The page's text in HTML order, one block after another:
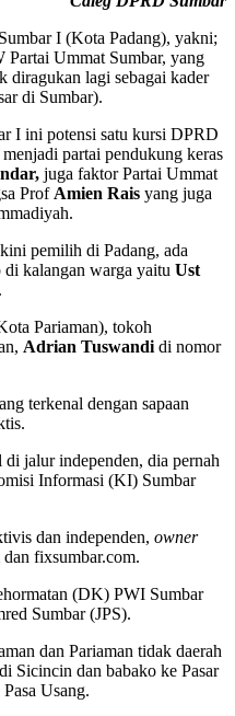
I (Kota Padang), yakni;
Partai Ummat Sumbar, yang
diragukan lagi sebagai kader
di Sumbar).
I ini potensi satu kursi DPRD
partai pendukung keras
juga faktor Partai Ummat
Prof Amien Rais yang juga
pemilih di Padang, ada
kalangan warga yaitu Ust
Pariaman), tokoh
Adrian Tuswandi di nomor
terkenal dengan sapaan
jalur independen, dia pernah
Informasi (KI) Sumbar
dan independen, owner
fixsumbar.com.
(DK) PWI Sumbar
Sumbar (JPS).
dan Pariaman tidak daerah
Sicincin dan babako ke Pasar
Usang.